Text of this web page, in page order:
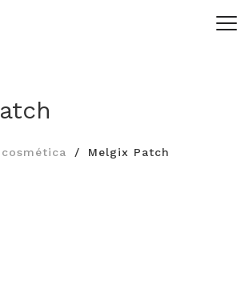
Melgix Patch